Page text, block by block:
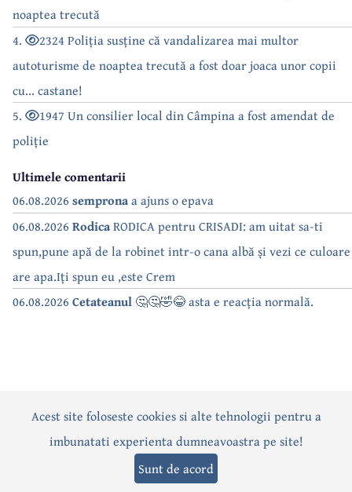
noaptea trecută
4.
2324 Poliția susține că vandalizarea mai multor
autoturisme de noaptea trecută a fost doar joaca unor copii
cu... castane!
5.
1947 Un consilier local din Câmpina a fost amendat de
poliție
Ultimele comentarii
06.08.2026 sempronaa ajuns o epava
06.08.2026 RodicaRODICA pentru CRISADI: am uitat sa-ti
spun,pune apă de la robinet intr-o cana albă și vezi ce culoare
are apa.Iți spun eu ,este Crem
06.08.2026 Cetateanul 🤔🤔🤣😂 asta e reacția normală.
ActualitatePoliticăSocialEvenimentInterviuri
Editorial Sport Anunțuri
Acest site foloseste cookies si alte tehnologii pentru a
imbunatati experienta dumneavoastra pe site!
Sunt de acord